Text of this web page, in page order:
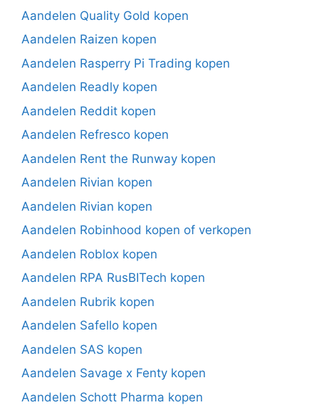
Aandelen Quality Gold kopen
Aandelen Raizen kopen
Aandelen Rasperry Pi Trading kopen
Aandelen Readly kopen
Aandelen Reddit kopen
Aandelen Refresco kopen
Aandelen Rent the Runway kopen
Aandelen Rivian kopen
Aandelen Rivian kopen
Aandelen Robinhood kopen of verkopen
Aandelen Roblox kopen
Aandelen RPA RusBITech kopen
Aandelen Rubrik kopen
Aandelen Safello kopen
Aandelen SAS kopen
Aandelen Savage x Fenty kopen
Aandelen Schott Pharma kopen